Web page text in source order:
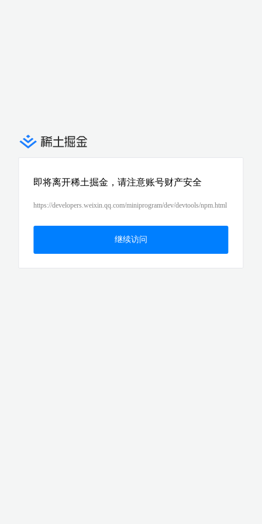
即将离开稀土掘金，请注意账号财产安全
https://developers.weixin.qq.com/miniprogram/dev/devtools/npm.html
继续访问